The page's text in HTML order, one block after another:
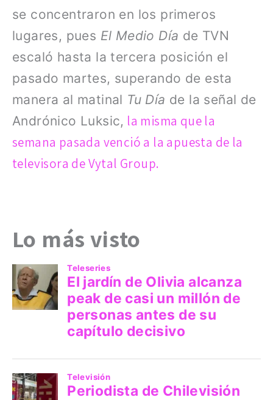
se concentraron en los primeros
lugares, pues El Medio Día de TVN
escaló hasta la tercera posición el
pasado martes, superando de esta
manera al matinal Tu Día de la señal de
Andrónico Luksic, la misma que la
semana pasada venció a la apuesta de la
televisora de Vytal Group.
Lo más visto